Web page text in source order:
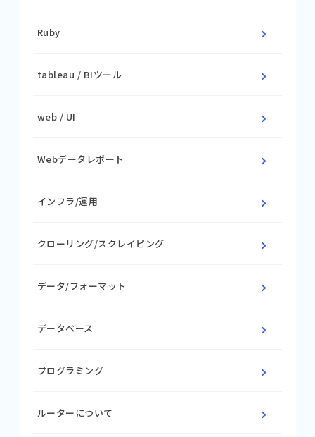
Ruby
tableau / BIツール
web / UI
Webデータレポート
インフラ/運用
クローリング/スクレイピング
データ/フォーマット
データベース
プログラミング
ルーターについて